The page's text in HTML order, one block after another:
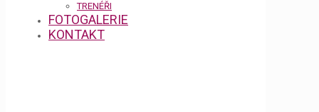
TRENÉŘI
FOTOGALERIE
KONTAKT